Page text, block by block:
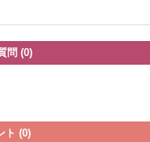
問 (0)
ト (0)